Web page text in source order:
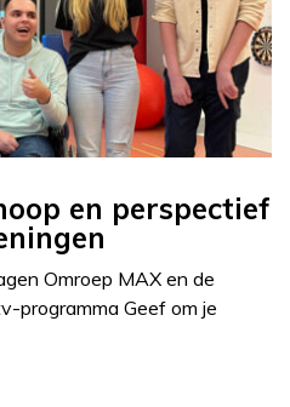
en perspectief
Omroep MAX en de
programma Geef om je